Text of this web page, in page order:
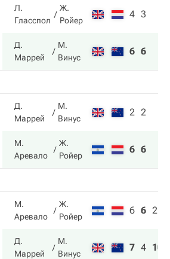
Л.
Гласспол
Ж.
Ройер
4 3
Д.
Маррей
М.
Винус
6 6
Д.
Маррей
М.
Винус
2 2
М.
Аревало
Ж.
Ройер
6 6
М.
Аревало
Ж.
Ройер
6 6 2
Д.
Маррей
М.
Винус
7 4 10